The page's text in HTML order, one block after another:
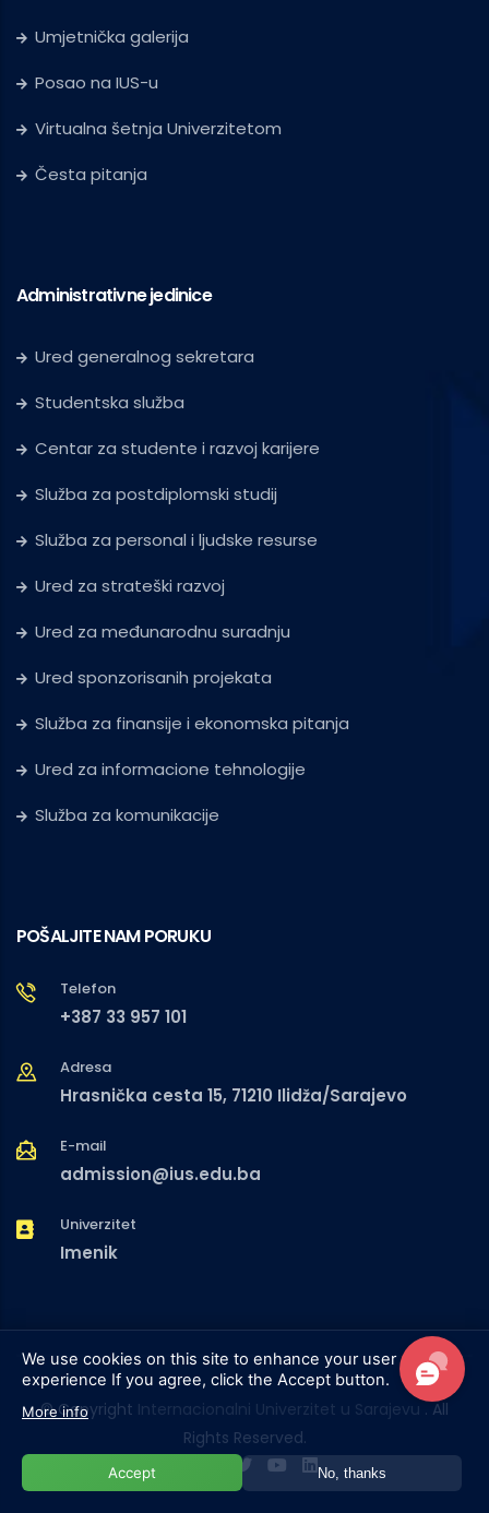
Umjetnička galerija
Posao na IUS-u
Virtualna šetnja Univerzitetom
Česta pitanja
Administrativne jedinice
Ured generalnog sekretara
Studentska služba
Centar za studente i razvoj karijere
Služba za postdiplomski studij
Služba za personal i ljudske resurse
Ured za strateški razvoj
Ured za međunarodnu suradnju
Ured sponzorisanih projekata
Služba za finansije i ekonomska pitanja
Ured za informacione tehnologije
Služba za komunikacije
POŠALJITE NAM PORUKU
Telefon
+387 33 957 101
Adresa
Hrasnička cesta 15, 71210 Ilidža/Sarajevo
E-mail
admission@ius.edu.ba
Univerzitet
Imenik
© Copyright Internacionalni Univerzitet u Sarajevu . All
Rights Reserved.
We use cookies on this site to enhance your user
experience If you agree, click the Accept button.
More info
Accept No, thanks